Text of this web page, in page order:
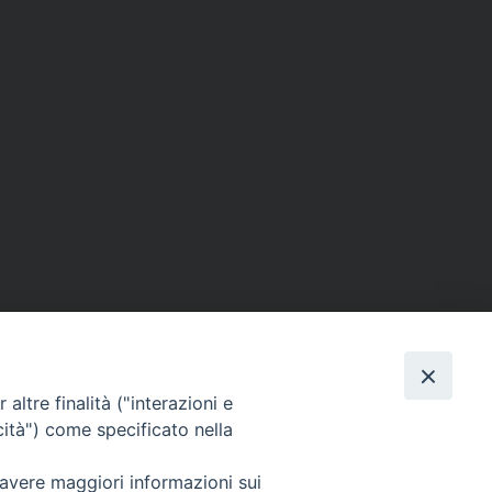
SEGUICI SU
altre finalità ("interazioni e
come specificato nella
maggiori informazioni sui